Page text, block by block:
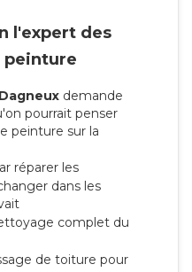
l'expert des
peinture
demande
pourrait penser
peinture sur la
réparer les
dans les
complet du
de toiture pour